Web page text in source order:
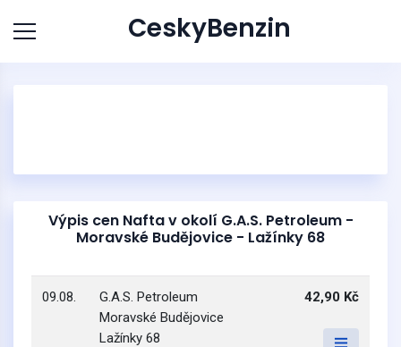
CeskyBenzin
Výpis cen Nafta v okolí G.A.S. Petroleum -
Moravské Budějovice - Lažínky 68
09.08.
G.A.S. Petroleum
Moravské Budějovice
Lažínky 68
42,90 Kč